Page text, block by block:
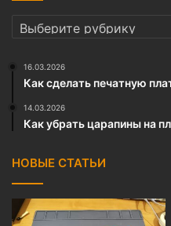
РУБРИКИ
16.03.2026
Как сделать печатную
14.03.2026
Как убрать царапины на
НОВЫЕ СТАТЬИ